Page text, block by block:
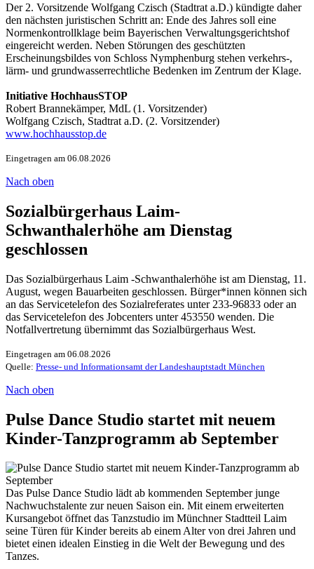
Der 2. Vorsitzende Wolfgang Czisch (Stadtrat a.D.) kündigte daher
den nächsten juristischen Schritt an: Ende des Jahres soll eine
Normenkontrollklage beim Bayerischen Verwaltungsgerichtshof
eingereicht werden. Neben Störungen des geschützten
Erscheinungsbildes von Schloss Nymphenburg stehen verkehrs-,
lärm- und grundwasserrechtliche Bedenken im Zentrum der Klage.
Initiative HochhausSTOP
Robert Brannekämper, MdL (1. Vorsitzender)
Wolfgang Czisch, Stadtrat a.D. (2. Vorsitzender)
www.hochhausstop.de
Eingetragen am 06.08.2026
Nach oben
Sozialbürgerhaus Laim-
Schwanthalerhöhe am Dienstag
geschlossen
Das Sozialbürgerhaus Laim -Schwanthalerhöhe ist am Dienstag, 11.
August, wegen Bauarbeiten geschlossen. Bürger*innen können sich
an das Servicetelefon des Sozialreferates unter 233-96833 oder an
das Servicetelefon des Jobcenters unter 453550 wenden. Die
Notfallvertretung übernimmt das Sozialbürgerhaus West.
Eingetragen am 06.08.2026
Quelle: Presse- und Informationsamt der Landeshauptstadt München
Nach oben
Pulse Dance Studio startet mit neuem
Kinder-Tanzprogramm ab September
Das Pulse Dance Studio lädt ab kommenden September junge
Nachwuchstalente zur neuen Saison ein. Mit einem erweiterten
Kursangebot öffnet das Tanzstudio im Münchner Stadtteil Laim
seine Türen für Kinder bereits ab einem Alter von drei Jahren und
bietet einen idealen Einstieg in die Welt der Bewegung und des
Tanzes.